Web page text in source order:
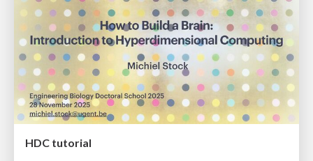
HDC tutorial